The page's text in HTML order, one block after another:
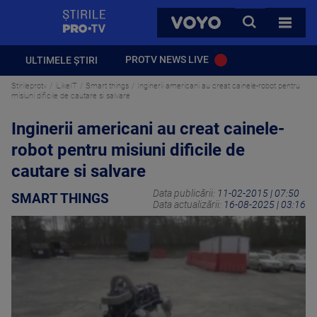
VOYO
CAUTA
TOATE
ULTIMELE ȘTIRI PROTV NEWS LIVE
Stirileprotv iLikeIT Smart things
Inginerii americani au creat cainele-robot pentru
misiuni dificile de cautare si salvare
Inginerii americani au creat cainele-
robot pentru misiuni dificile de
cautare si salvare
SMART THINGS Data publicării: 11-02-2015 | 07:50
Data actualizării: 16-08-2025 | 03:16